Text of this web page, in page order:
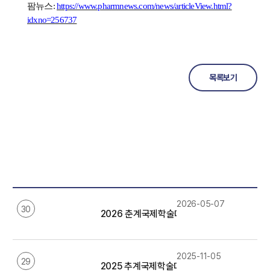
팜뉴스:https://www.pharmnews.com/news/articleView.html?
idxno=256737
목록보기
30 2026 춘계국제학술대회 관련 기사 모음
2026-05-07
29 2025 추계국제학술대회 관련 기사 모음
2025-11-05